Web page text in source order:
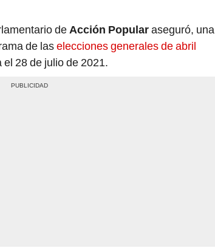
deAcción Popularaseguró, una
de laselecciones generales de abril
28 de julio de 2021.